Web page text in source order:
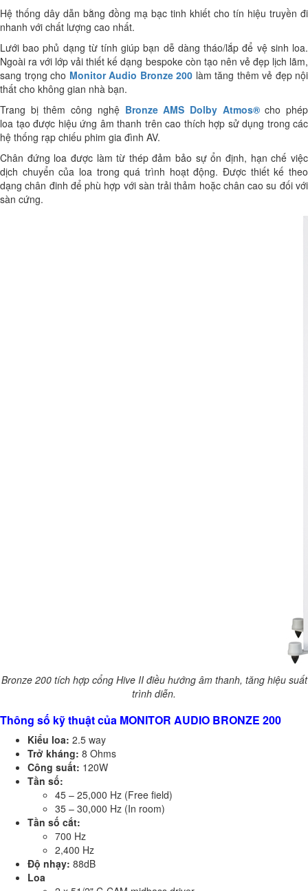
Hệ thống dây dẫn bằng đồng mạ bạc tinh khiết cho tín hiệu truyền đi
nhanh với chất lượng cao nhất.
Lưới bao phủ dạng từ tính giúp bạn dễ dàng tháo/lắp để vệ sinh loa.
Ngoài ra với lớp vải thiết kế dạng bespoke còn tạo nên vẻ đẹp lịch lãm,
sang trọng cho Monitor Audio Bronze 200 làm tăng thêm vẻ đẹp nội
thất cho không gian nhà bạn.
Trang bị thêm công nghệ Bronze AMS Dolby Atmos®cho phép
loa tạo được hiệu ứng âm thanh trên cao thích hợp sử dụng trong các
hệ thống rạp chiếu phim gia đình AV.
Chân đứng loa được làm từ thép đảm bảo sự ổn định, hạn chế việc
dịch chuyển của loa trong quá trình hoạt động. Được thiết kế theo
dạng chân đinh để phù hợp với sàn trải thảm hoặc chân cao su đối với
sàn cứng.
Bronze 200 tích hợp cổng Hive II điều hướng âm thanh, tăng hiệu suất
trình diễn.
Thông số kỹ thuật của MONITOR AUDIO BRONZE 200
Kiểu loa: 2.5 way
Trở kháng: 8 Ohms
Công suất: 120W
Tần số:
45 – 25,000 Hz (Free field)
35 – 30,000 Hz (In room)
Tần số cắt:
700 Hz
2,400 Hz
Độ nhạy: 88dB
Loa